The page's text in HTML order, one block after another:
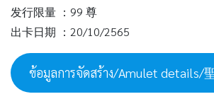
发行限量 ：99 尊
出卡日期 ：20/10/2565
ข้อมูลการจัดสร้าง/Amulet details/